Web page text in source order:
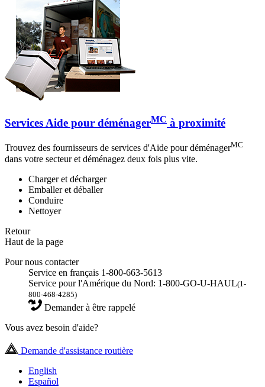
Services Aide pour déménagerMC à proximité
Trouvez des fournisseurs de services d'Aide pour déménagerMC
dans votre secteur et déménagez deux fois plus vite.
Charger et décharger
Emballer et déballer
Conduire
Nettoyer
Retour
Haut de la page
Pour nous contacter
Service en français 1-800-663-5613
Service pour l'Amérique du Nord: 1-800-GO-U-HAUL(1-
800-468-4285)
Demander à être rappelé
Vous avez besoin d'aide?
Demande d'assistance routière
English
Español